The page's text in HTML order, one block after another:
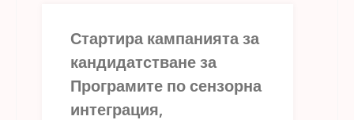
Стартира кампанията за
кандидатстване за
Програмите по сензорна
интеграция,